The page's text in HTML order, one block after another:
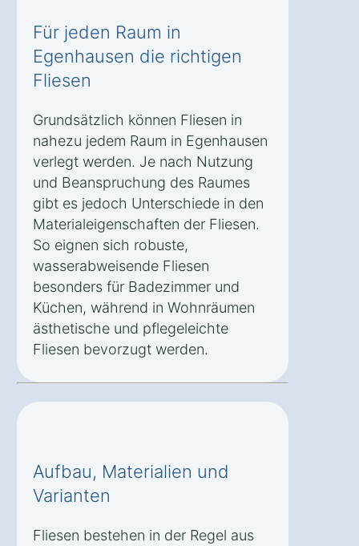
Für jeden Raum in
Egenhausen die richtigen
Fliesen
Grundsätzlich können Fliesen in
nahezu jedem Raum in Egenhausen
verlegt werden. Je nach Nutzung
und Beanspruchung des Raumes
gibt es jedoch Unterschiede in den
Materialeigenschaften der Fliesen.
So eignen sich robuste,
wasserabweisende Fliesen
besonders für Badezimmer und
Küchen, während in Wohnräumen
ästhetische und pflegeleichte
Fliesen bevorzugt werden.
Aufbau, Materialien und
Varianten
Fliesen bestehen in der Regel aus